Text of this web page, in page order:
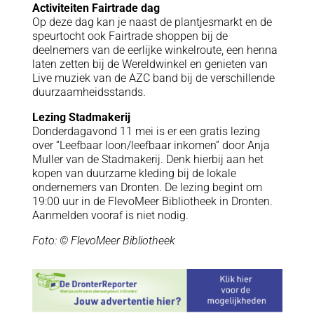
Activiteiten Fairtrade dag
Op deze dag kan je naast de plantjesmarkt en de
speurtocht ook Fairtrade shoppen bij de
deelnemers van de eerlijke winkelroute, een henna
laten zetten bij de Wereldwinkel en genieten van
Live muziek van de AZC band bij de verschillende
duurzaamheidsstands.
Lezing Stadmakerij
Donderdagavond 11 mei is er een gratis lezing
over “Leefbaar loon/leefbaar inkomen” door Anja
Muller van de Stadmakerij. Denk hierbij aan het
kopen van duurzame kleding bij de lokale
ondernemers van Dronten. De lezing begint om
19:00 uur in de FlevoMeer Bibliotheek in Dronten.
Aanmelden vooraf is niet nodig.
Foto: © FlevoMeer Bibliotheek